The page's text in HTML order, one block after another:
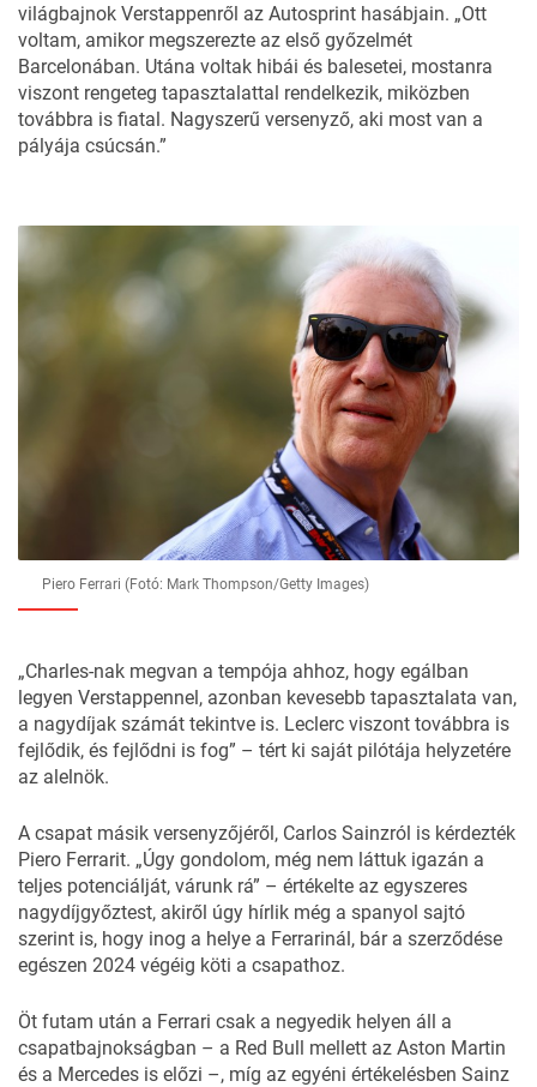
világbajnok Verstappenről az Autosprint hasábjain. „Ott
voltam, amikor megszerezte az első győzelmét
Barcelonában. Utána voltak hibái és balesetei, mostanra
viszont rengeteg tapasztalattal rendelkezik, miközben
továbbra is fiatal. Nagyszerű versenyző, aki most van a
pályája csúcsán.”
Piero Ferrari (Fotó: Mark Thompson/Getty Images)
„Charles-nak megvan a tempója ahhoz, hogy egálban
legyen Verstappennel, azonban kevesebb tapasztalata van,
a nagydíjak számát tekintve is. Leclerc viszont továbbra is
fejlődik, és fejlődni is fog” – tért ki saját pilótája helyzetére
az alelnök.
A csapat másik versenyzőjéről, Carlos Sainzról is kérdezték
Piero Ferrarit. „Úgy gondolom, még nem láttuk igazán a
teljes potenciálját, várunk rá” – értékelte az egyszeres
nagydíjgyőztest, akiről úgy hírlik még a spanyol sajtó
szerint is, hogy inog a helye a Ferrarinál, bár a szerződése
egészen 2024 végéig köti a csapathoz.
Öt futam után a Ferrari csak a negyedik helyen áll a
csapatbajnokságban – a Red Bull mellett az Aston Martin
és a Mercedes is előzi –, míg az egyéni értékelésben Sainz